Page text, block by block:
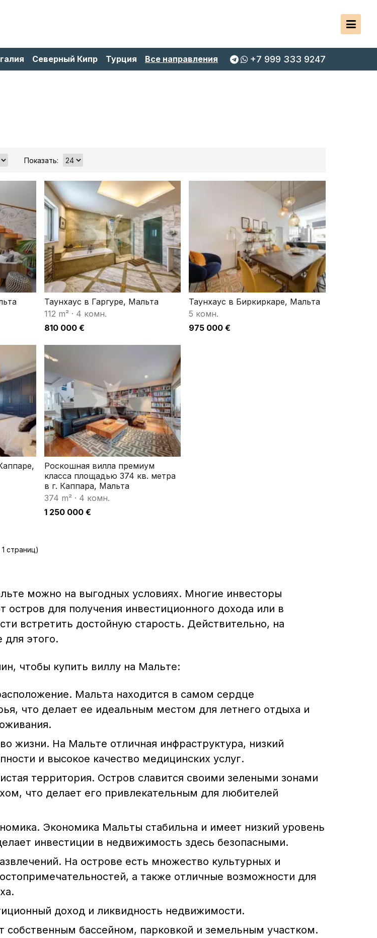
Северный Кипр Турция Все направления +7 999 333 9247
Показать:
Таунхаус в Гаргуре, Мальта
112 m² · 4 комн.
810 000 €
Таунхаус в Биркиркаре, Мальта
5 комн.
975 000 €
Роскошная вилла премиум
класса площадью 374 кв. метра
в г. Каппара, Мальта
374 m² · 4 комн.
1 250 000 €
страниц)
можно на выгодных условиях. Многие инвесторы
остров для получения инвестиционного дохода или в
встретить достойную старость. Действительно, на
для этого.
чтобы купить виллу на Мальте:
Мальта находится в самом сердце
что делает ее идеальным местом для летнего отдыха и
жизни. На Мальте отличная инфраструктура, низкий
и высокое качество медицинских услуг.
территория. Остров славится своими зелеными зонами
что делает его привлекательным для любителей
Экономика Мальты стабильна и имеет низкий уровень
инвестиции в недвижимость здесь безопасными.
На острове есть множество культурных и
а также отличные возможности для
доход и ликвидность недвижимости.
собственным бассейном, парковкой и земельным участком.